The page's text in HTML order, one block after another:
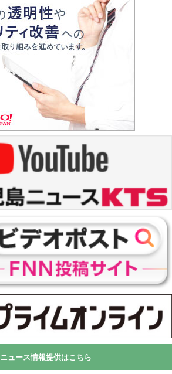
ニュース情報提供はこちら